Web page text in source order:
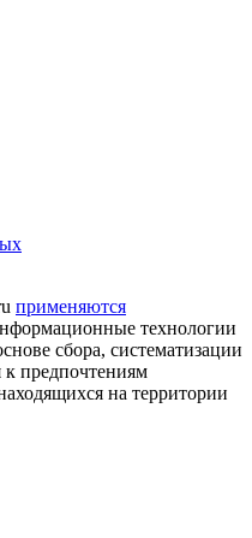
применяются
технологии
сбора, систематизации
к предпочтениям
на территории